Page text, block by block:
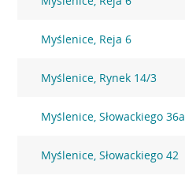
Myślenice, Reja 6
Myślenice, Rynek 14/3
Myślenice, Słowackiego 36a
Myślenice, Słowackiego 42